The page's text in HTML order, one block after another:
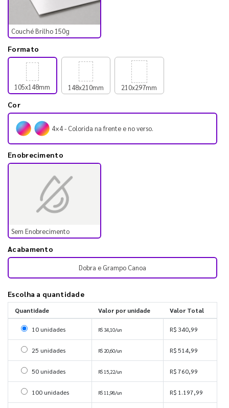
Couché Brilho 150g
Formato
105x148mm 148x210mm 210x297mm
Cor
4×4 - Colorida na frente e no verso.
Enobrecimento
Sem Enobrecimento
Acabamento
Dobra e Grampo Canoa
Escolha a quantidade
Quantidade Valor por unidade Valor Total
Selecionar 10 unidades
10 unidades R$ 34,10/un R$ 340,99
Selecionar 25 unidades
25 unidades R$ 20,60/un R$ 514,99
Selecionar 50 unidades
50 unidades R$ 15,22/un R$ 760,99
Selecionar 100 unidades
100 unidades R$ 11,98/un R$ 1.197,99